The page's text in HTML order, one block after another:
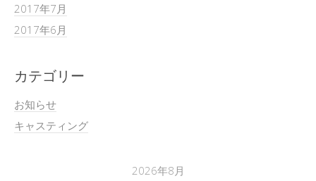
2017年7月
2017年6月
カテゴリー
お知らせ
キャスティング
2026年8月